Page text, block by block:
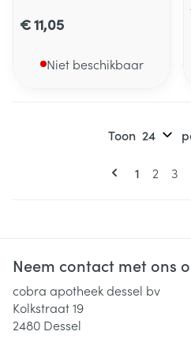
€ 11,05
Niet beschikbaar
U lees
1 Pagina
2 3
Toon
Neem contact met ons
cobra apotheek dessel bv
Kolkstraat 19
2480 Dessel